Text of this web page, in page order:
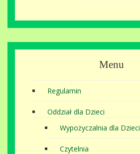
Menu
Regulamin
Oddział dla Dzieci
Wypożyczalnia dla Dzieci
Czytelnia